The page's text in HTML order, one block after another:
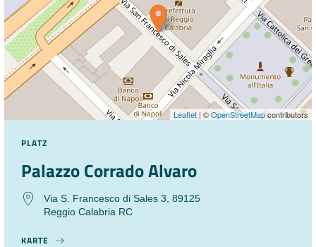
Leaflet | ©OpenStreetMapcontributors
PLATZ
Palazzo Corrado Alvaro
Via S. Francesco di Sales 3, 89125
Reggio Calabria RC
KARTE